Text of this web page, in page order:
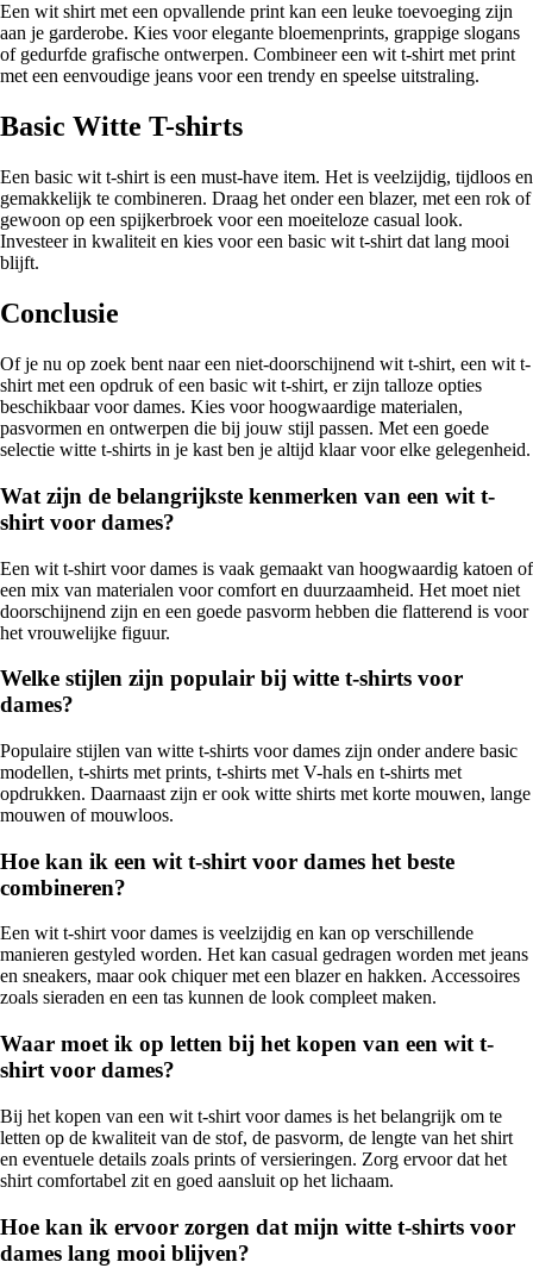
Een wit shirt met een opvallende print kan een leuke toevoeging zijn
aan je garderobe. Kies voor elegante bloemenprints, grappige slogans
of gedurfde grafische ontwerpen. Combineer een wit t-shirt met print
met een eenvoudige jeans voor een trendy en speelse uitstraling.
Basic Witte T-shirts
Een basic wit t-shirt is een must-have item. Het is veelzijdig, tijdloos en
gemakkelijk te combineren. Draag het onder een blazer, met een rok of
gewoon op een spijkerbroek voor een moeiteloze casual look.
Investeer in kwaliteit en kies voor een basic wit t-shirt dat lang mooi
blijft.
Conclusie
Of je nu op zoek bent naar een niet-doorschijnend wit t-shirt, een wit t-
shirt met een opdruk of een basic wit t-shirt, er zijn talloze opties
beschikbaar voor dames. Kies voor hoogwaardige materialen,
pasvormen en ontwerpen die bij jouw stijl passen. Met een goede
selectie witte t-shirts in je kast ben je altijd klaar voor elke gelegenheid.
Wat zijn de belangrijkste kenmerken van een wit t-
shirt voor dames?
Een wit t-shirt voor dames is vaak gemaakt van hoogwaardig katoen of
een mix van materialen voor comfort en duurzaamheid. Het moet niet
doorschijnend zijn en een goede pasvorm hebben die flatterend is voor
het vrouwelijke figuur.
Welke stijlen zijn populair bij witte t-shirts voor
dames?
Populaire stijlen van witte t-shirts voor dames zijn onder andere basic
modellen, t-shirts met prints, t-shirts met V-hals en t-shirts met
opdrukken. Daarnaast zijn er ook witte shirts met korte mouwen, lange
mouwen of mouwloos.
Hoe kan ik een wit t-shirt voor dames het beste
combineren?
Een wit t-shirt voor dames is veelzijdig en kan op verschillende
manieren gestyled worden. Het kan casual gedragen worden met jeans
en sneakers, maar ook chiquer met een blazer en hakken. Accessoires
zoals sieraden en een tas kunnen de look compleet maken.
Waar moet ik op letten bij het kopen van een wit t-
shirt voor dames?
Bij het kopen van een wit t-shirt voor dames is het belangrijk om te
letten op de kwaliteit van de stof, de pasvorm, de lengte van het shirt
en eventuele details zoals prints of versieringen. Zorg ervoor dat het
shirt comfortabel zit en goed aansluit op het lichaam.
Hoe kan ik ervoor zorgen dat mijn witte t-shirts voor
dames lang mooi blijven?